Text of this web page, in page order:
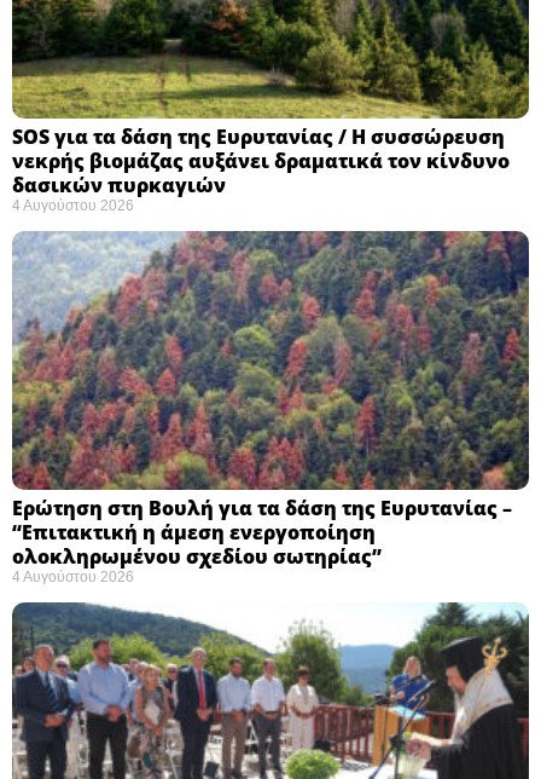
SOS για τα δάση της Ευρυτανίας / Η συσσώρευση
νεκρής βιομάζας αυξάνει δραματικά τον κίνδυνο
δασικών πυρκαγιών
4 Αυγούστου 2026
Ερώτηση στη Βουλή για τα δάση της Ευρυτανίας –
“Eπιτακτική η άμεση ενεργοποίηση
ολοκληρωμένου σχεδίου σωτηρίας”
4 Αυγούστου 2026